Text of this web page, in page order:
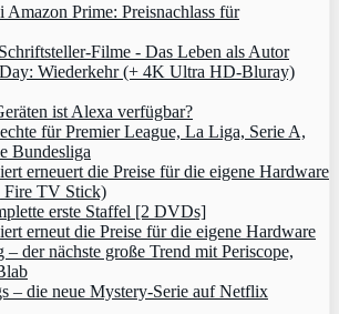
Amazon Prime: Preisnachlass für
Filme - Das Leben als Autor
Wiederkehr (+ 4K Ultra HD-Bluray)
ist Alexa verfügbar?
für Premier League, La Liga, Serie A,
Bundesliga
erneuert die Preise für die eigene Hardware
Fire TV Stick)
erste Staffel [2 DVDs]
erneut die Preise für die eigene Hardware
– der nächste große Trend mit Periscope,
– die neue Mystery-Serie auf Netflix